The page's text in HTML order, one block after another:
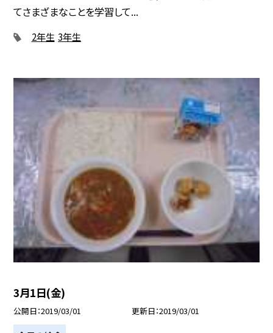
てさまざまなことを学習して...
2年生 3年生
3月1日(金)
公開日 2019/03/01 更新日 2019/03/01